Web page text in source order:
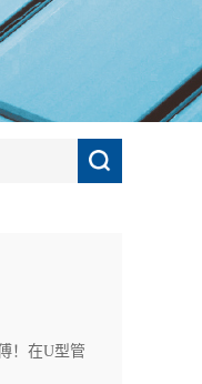
！在U型管